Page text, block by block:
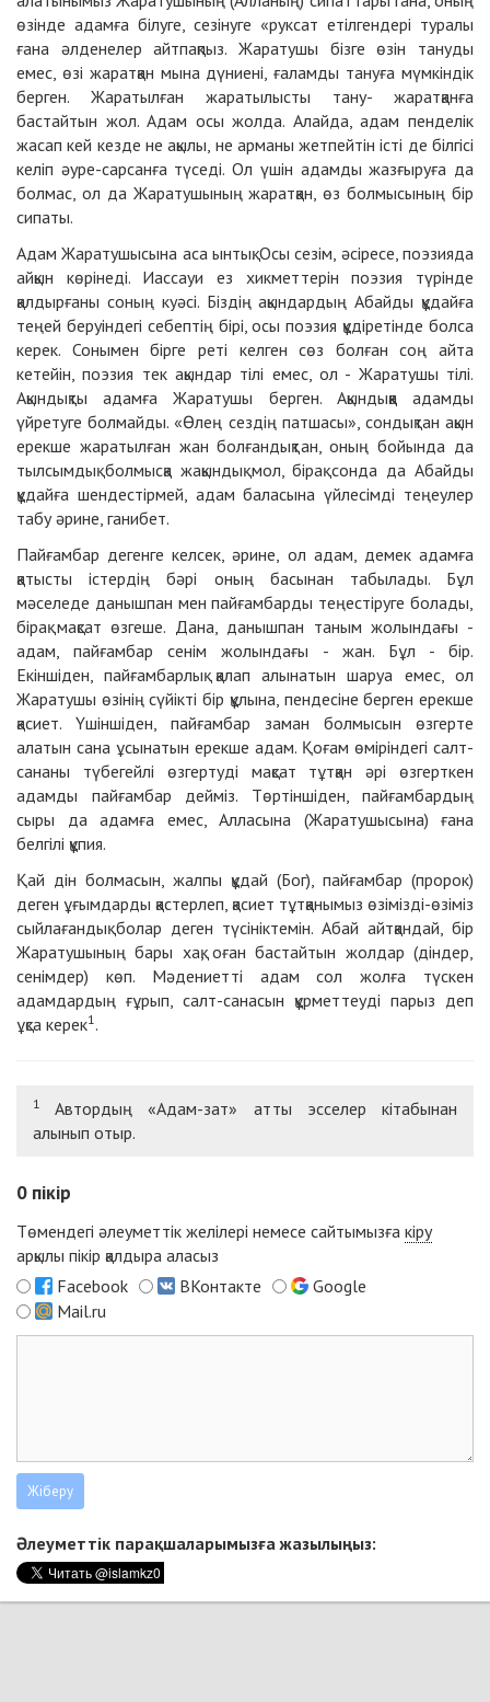
өзінде адамға білуге, сезінуге «руксат етілгендері туралы
ғана әлденелер айтпақпыз. Жаратушы бізге өзін тануды
емес, өзі жаратқан мына дүниені, ғаламды тануға мүмкіндік
берген. Жаратылған жаратылысты тану- жаратқанға
бастайтын жол. Адам осы жолда. Алайда, адам пенделік
жасап кей кезде не ақылы, не арманы жетпейтін істі де білгісі
келіп әуре-сарсанға түседі. Ол үшін адамды жазғыруға да
болмас, ол да Жаратушының жаратқан, өз болмысының бір
сипаты.
Адам Жаратушысына аса ынтық. Осы сезім, әсіресе, поэзияда
айқын көрінеді. Иассауи ез хикметтерін поэзия түрінде
қалдырғаны соның куәсі. Біздің ақындардың Абайды құдайға
теңей беруіндегі себептің бірі, осы поэзия құдіретінде болса
керек. Сонымен бірге реті келген сөз болған соң айта
кетейін, поэзия тек ақындар тілі емес, ол - Жаратушы тілі.
Ақындықты адамға Жаратушы берген. Ақындыққа адамды
үйретуге болмайды. «Өлең сездің патшасы», сондықтан ақын
ерекше жаратылған жан болғандықтан, оның бойында да
тылсымдық болмысқа жақындық мол, бірақ сонда да Абайды
құдайға шендестірмей, адам баласына үйлесімді теңеулер
табу әрине, ганибет.
Пайғамбар дегенге келсек, әрине, ол адам, демек адамға
қатысты істердің бәрі оның басынан табылады. Бұл
мәселеде данышпан мен пайғамбарды теңестіруге болады,
бірақ мақсат өзгеше. Дана, данышпан таным жолындағы -
адам, пайғамбар сенім жолындағы - жан. Бұл - бір.
Екіншіден, пайғамбарлық қалап алынатын шаруа емес, ол
Жаратушы өзінің сүйікті бір құлына, пендесіне берген ерекше
қасиет. Үшіншіден, пайғамбар заман болмысын өзгерте
алатын сана ұсынатын ерекше адам. Қоғам өміріндегі салт-
сананы түбегейлі өзгертуді мақсат тұтқан әрі өзгерткен
адамды пайғамбар дейміз. Төртіншіден, пайғамбардың
сыры да адамға емес, Алласына (Жаратушысына) ғана
белгілі құпия.
Қай дін болмасын, жалпы құдай (Бог), пайғамбар (пророк)
деген ұғымдарды қастерлеп, қасиет тұтқанымыз өзімізді-өзіміз
сыйлағандық болар деген түсініктемін. Абай айтқандай, бір
Жаратушының бары хақ, оған бастайтын жолдар (діндер,
сенімдер) көп. Мәдениетті адам сол жолға түскен
адамдардың ғұрып, салт-санасын құрметтеуді парыз деп
ұқса керек1.
1 Автордың «Адам-зат» атты эсселер кітабынан
алынып отыр.
0 пікір
Төмендегі әлеуметтік желілері немесе сайтымызға кіру
арқылы пікір қалдыра аласыз
Facebook
ВКонтакте
Google
Mail.ru
Әлеуметтік парақшаларымызға жазылыңыз: